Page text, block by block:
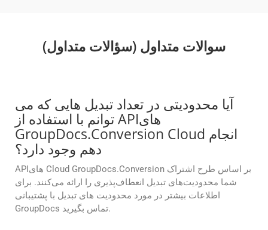
سوالات متداول (سؤالات متداول)
آیا محدودیتی در تعداد تبدیل هایی که می
توانم با استفاده از APIهای
GroupDocs.Conversion Cloud انجام
دهم وجود دارد؟
APIهای Cloud GroupDocs.Conversion بر اساس طرح اشتراک
شما محدودیت‌های تبدیل انعطاف‌پذیری را ارائه می‌کنند. برای
اطلاعات بیشتر در مورد محدودیت های تبدیل با پشتیبانی
GroupDocs تماس بگیرید.